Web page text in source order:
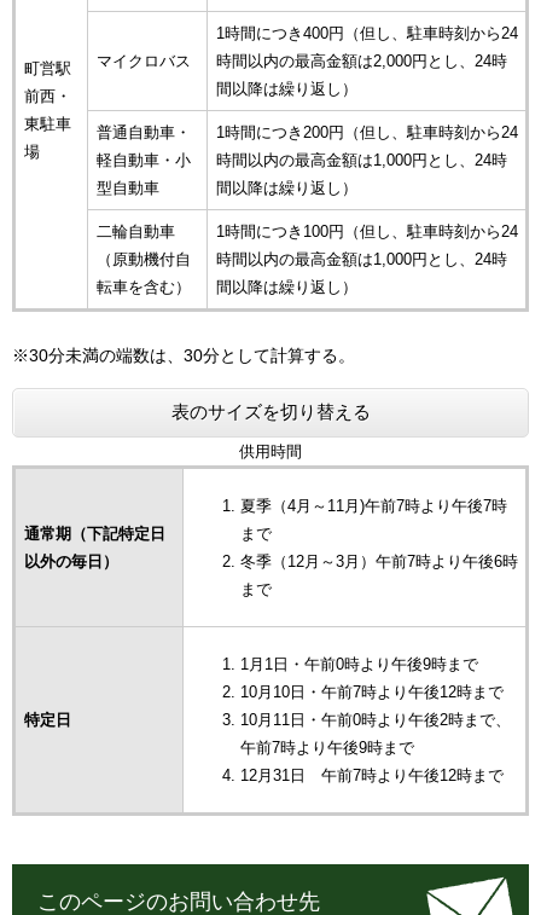
町営駅
前西・
東駐車
場
マイクロバス
1時間につき400円（但し、駐車時刻から24
時間以内の最高金額は2,000円とし、24時
間以降は繰り返し）
普通自動車・
軽自動車・小
型自動車
1時間につき200円（但し、駐車時刻から24
時間以内の最高金額は1,000円とし、24時
間以降は繰り返し）
二輪自動車
（原動機付自
転車を含む）
1時間につき100円（但し、駐車時刻から24
時間以内の最高金額は1,000円とし、24時
間以降は繰り返し）
※30分未満の端数は、30分として計算する。
表のサイズを切り替える
供用時間
通常期（下記特定日
以外の毎日）
夏季（4月～11月)午前7時より午後7時
まで
冬季（12月～3月）午前7時より午後6時
まで
特定日
1月1日・午前0時より午後9時まで
10月10日・午前7時より午後12時まで
10月11日・午前0時より午後2時まで、
午前7時より午後9時まで
12月31日 午前7時より午後12時まで
このページのお問い合わせ先